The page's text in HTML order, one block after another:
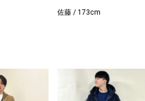
佐藤 / 173cm